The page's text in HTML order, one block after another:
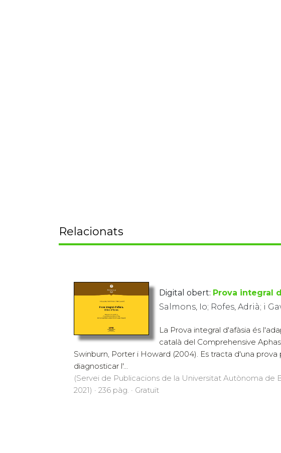
Relacionats
Digital obert: Prova integral
Salmons, Io; Rofes, Adrià; i
La Prova integral d'afàsia és
català del Comprehensive
Swinburn, Porter i Howard (2004). Es tracta d'una prova
diagnosticar l'...
(Servei de Publicacions de la Universitat Autònoma de
2021) · 236 pàg. · Gratuït